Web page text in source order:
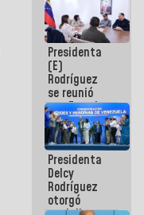
mantenimiento
e inspección
en la Línea 2
Presidenta
(E)
Rodríguez
se reunió
con Estado
Mayor
Eléctrico
para
abordar
planes de
acción
Presidenta
Delcy
Rodríguez
otorgó